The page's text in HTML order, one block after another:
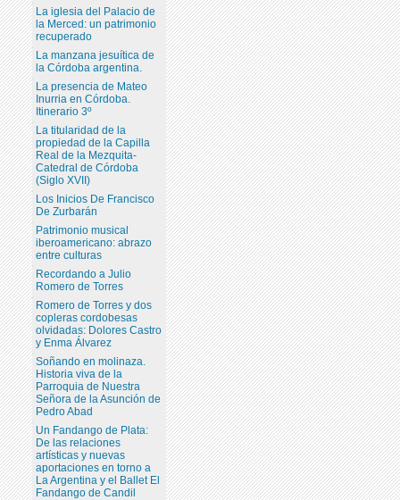
La iglesia del Palacio de
la Merced: un patrimonio
recuperado
La manzana jesuítica de
la Córdoba argentina.
La presencia de Mateo
Inurria en Córdoba.
Itinerario 3º
La titularidad de la
propiedad de la Capilla
Real de la Mezquita-
Catedral de Córdoba
(Siglo XVII)
Los Inicios De Francisco
De Zurbarán
Patrimonio musical
iberoamericano: abrazo
entre culturas
Recordando a Julio
Romero de Torres
Romero de Torres y dos
copleras cordobesas
olvidadas: Dolores Castro
y Enma Álvarez
Soñando en molinaza.
Historia viva de la
Parroquia de Nuestra
Señora de la Asunción de
Pedro Abad
Un Fandango de Plata:
De las relaciones
artísticas y nuevas
aportaciones en torno a
La Argentina y el Ballet El
Fandango de Candil